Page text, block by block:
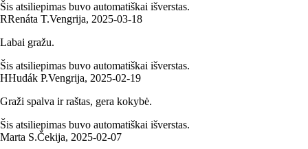
Šis atsiliepimas buvo automatiškai išverstas.
RRenáta T.Vengrija, 2025‑03‑18
Labai gražu.
Šis atsiliepimas buvo automatiškai išverstas.
HHudák P.Vengrija, 2025‑02‑19
Graži spalva ir raštas, gera kokybė.
Šis atsiliepimas buvo automatiškai išverstas.
Marta S.Čekija, 2025‑02‑07